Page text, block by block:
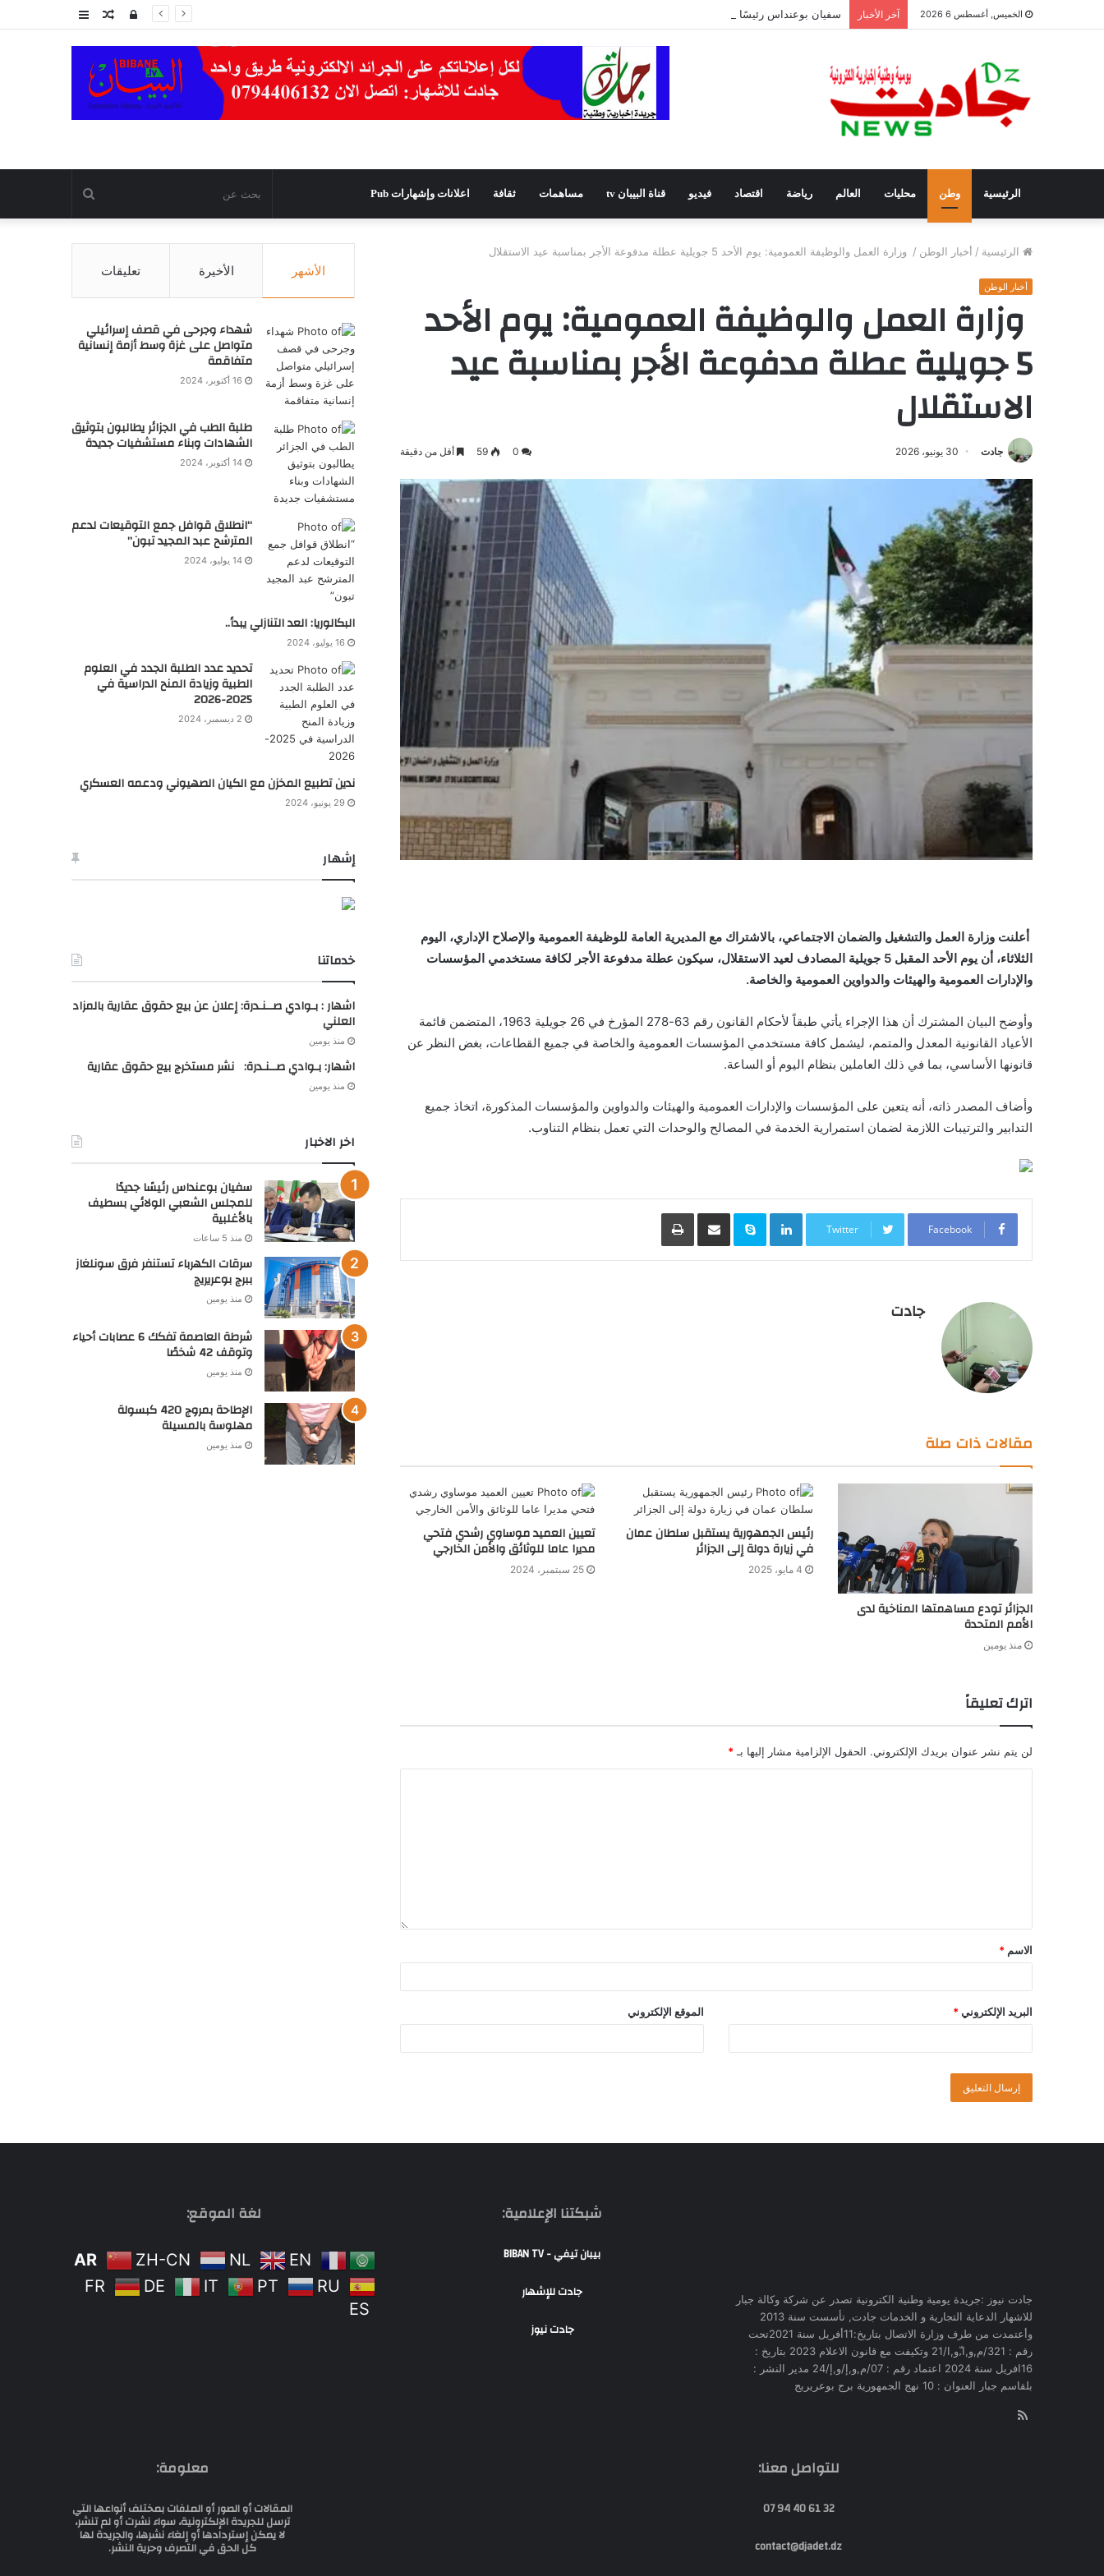
الخميس, أغسطس 6 2026 آخر الأخبار سفيان بوعنداس رئيسًا جديدًا للمجلس الشعبي الولائي بسطيف بالأغلبية عمودمقالتسجيل
الرئيسية وطن محليات العالم رياضة اقتصاد فيديو قناة البيبان tv مساهمات ثقافة اعلانات وإشهارات Pub بحث
عن
الرئيسية / أخبار الوطن / وزارة العمل والوظيفة العمومية: يوم الأحد 5 جويلية عطلة مدفوعة الأجر بمناسبة عيد الاستقلال
أخبار الوطن
وزارة العمل والوظيفة العمومية: يوم الأحد
5 جويلية عطلة مدفوعة الأجر بمناسبة عيد
الاستقلال
جادت 30 يونيو، 2026 0
59 أقل من دقيقة
أعلنت وزارة العمل والتشغيل والضمان الاجتماعي، بالاشتراك مع المديرية العامة للوظيفة العمومية والإصلاح الإداري، اليوم
الثلاثاء، أن يوم الأحد المقبل 5 جويلية المصادف لعيد الاستقلال، سيكون عطلة مدفوعة الأجر لكافة مستخدمي المؤسسات
والإدارات العمومية والهيئات والدواوين العمومية والخاصة.
وأوضح البيان المشترك أن هذا الإجراء يأتي طبقاً لأحكام القانون رقم 63-278 المؤرخ في 26 جويلية 1963، المتضمن قائمة
الأعياد القانونية المعدل والمتمم، ليشمل كافة مستخدمي المؤسسات العمومية والخاصة في جميع القطاعات، بغض النظر عن
قانونها الأساسي، بما في ذلك العاملين بنظام اليوم أو الساعة.
وأضاف المصدر ذاته، أنه يتعين على المؤسسات والإدارات العمومية والهيئات والدواوين والمؤسسات المذكورة، اتخاذ جميع
التدابير والترتيبات اللازمة لضمان استمرارية الخدمة في المصالح والوحدات التي تعمل بنظام التناوب.
Facebook
Twitter
LinkedIn
Skype مشاركة عبر البريد طباعة
جادت
مقالات ذات صلة
الجزائر تودع مساهمتها المناخية لدى
الأمم المتحدة
منذ يومين
رئيس الجمهورية يستقبل سلطان عمان
في زيارة دولة إلى الجزائر
4 مايو، 2025
تعيين العميد موساوي رشدي فتحي
مديرا عاما للوثائق والأمن الخارجي
25 سبتمبر، 2024
اترك تعليقاً
لن يتم نشر عنوان بريدك الإلكتروني. الحقول الإلزامية مشار إليها بـ *
الاسم *
البريد الإلكتروني * الموقع الإلكتروني
الأشهر الأخيرة تعليقات
شهداء وجرحى في قصف إسرائيلي
متواصل على غزة وسط أزمة إنسانية
متفاقمة
16 أكتوبر، 2024
طلبة الطب في الجزائر يطالبون بتوثيق
الشهادات وبناء مستشفيات جديدة
14 أكتوبر، 2024
“انطلاق قوافل جمع التوقيعات لدعم
المترشح عبد المجيد تبون”
14 يوليو، 2024
البكالوريا: العد التنازلي يبدأ..
16 يوليو، 2024
تحديد عدد الطلبة الجدد في العلوم
الطبية وزيادة المنح الدراسية في
2025-2026
2 ديسمبر، 2024
ندين تطبيع المخزن مع الكيان الصهيوني ودعمه العسكري
29 يونيو، 2024
إشهار
خدماتنا
اشهار : بـوادي صــنـدرة: إعلان عن بيع حقوق عقارية بالمزاد
العلني
منذ يومين
اشهار: بـوادي صــنـدرة: نشر مستخرج بيع حقوق عقارية
منذ يومين
اخر الاخبار
سفيان بوعنداس رئيسًا جديدًا
جادت نيوز :جريدة يومية وطنية الكترونية تصدر عن شركة وكالة جبار
للاشهار الدعاية التجارية و الخدمات جادت, تأسست سنة 2013
وأعتمدت من طرف وزارة الاتصال بتاريخ:11أفريل سنة 2021تحت
رقم : 321/م,و,ا,ّو,ا/21 وتكيفت مع قانون الاعلام 2023 بتاريخ :
16افريل سنة 2024 اعتماد رقم : 07/م,و,إ/و,إ/24 مدير النشر :
بلقاسم جبار العنوان : 10 نهج الجمهورية برج بوعريريج
شبكتنا الإعلامية:
بيبان تيفي - BIBAN TV
جادت للإشهار
جادت نيوز
لغة الموقع:
AR ZH-CN NL
EN
FR
DE IT PT
RU
ES
للتواصل معنا:
32 61 40 94 07
contact@djadet.dz
معلومة:
المقالات أو الصور أو الملفات بمختلف أنواعها التي
ترسل للجريدة الإلكترونية، سواء نشرت أو لم تنشر،
لا يمكن إستردادها أو إلغاء نشرها، والجريدة لها
كل الحق في التصرف وحرية النشر.